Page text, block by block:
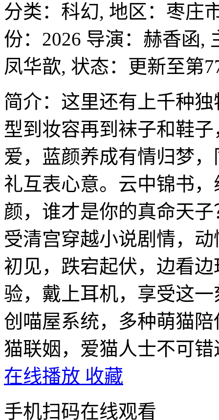
分类： 科幻, 地区： 枣庄
份： 2026 导演： 赫香函,
凤华歆, 状态：更新至第
简介：这里还有上千种
型到妆容再到袜子和鞋
爱，蓝颜养成有情归梦
礼互表心意。云中锦书
颜，谁才是你的真命天
受清宫穿越小说剧情，
初见，跌宕起伏，边看
验，戴上耳机，享受这
创喵屋系统，多种萌猫
猫联姻，爱猫人士不可
在线播放 收藏
手机扫码在线观看